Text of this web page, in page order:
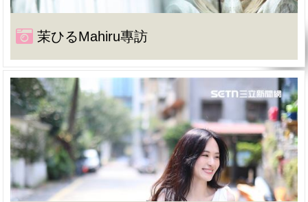
茉ひるMahiru專訪